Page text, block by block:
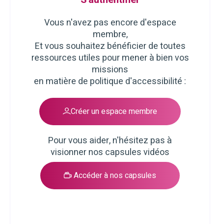
Vous n'avez pas encore d'espace
membre,
Et vous souhaitez bénéficier de toutes
ressources utiles pour mener à bien vos
missions
en matière de politique d'accessibilité :
Créer un espace membre
Pour vous aider, n'hésitez pas à
visionner nos capsules vidéos
Accéder à nos capsules